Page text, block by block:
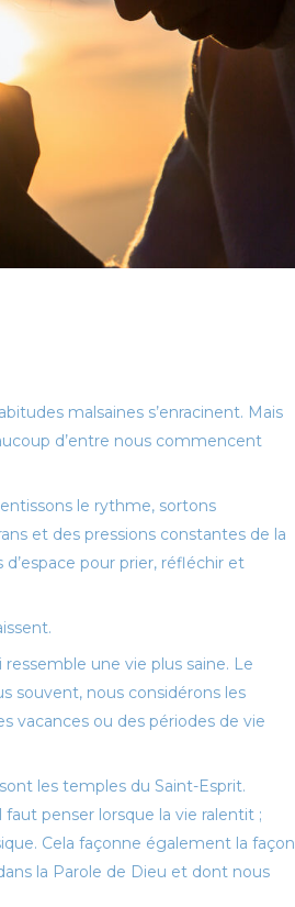
malsaines s’enracinent. Mais
d’entre nous commencent
le rythme, sortons
et des pressions constantes de la
pour prier, réfléchir et
une vie plus saine. Le
souvent, nous considérons les
vacances ou des périodes de vie
les temples du Saint-Esprit.
penser lorsque la vie ralentit ;
Cela façonne également la façon
la Parole de Dieu et dont nous